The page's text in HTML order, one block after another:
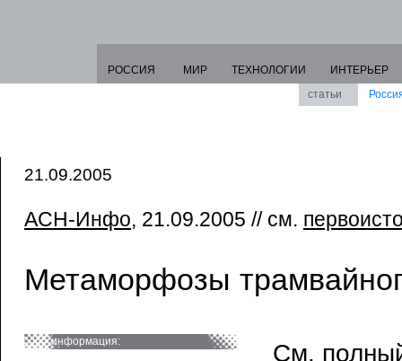
РОССИЯ МИР ТЕХНОЛОГИИ
ИНТЕРЬЕР
статьи
21.09.2005
АСН-Инфо, 21.09.2005 // см.
Метаморфозы
информация:
См.